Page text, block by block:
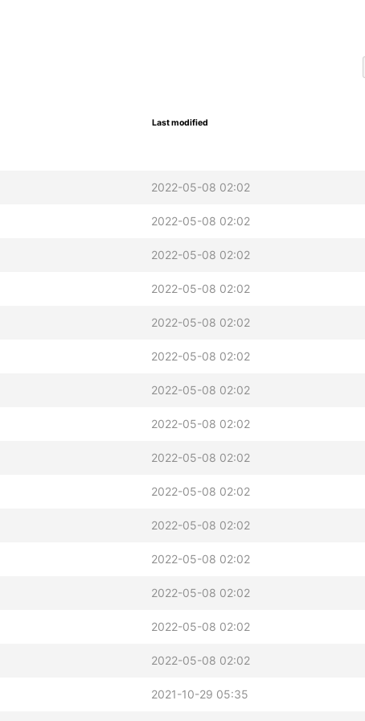
Last modified
2022-05-08 02:02
2022-05-08 02:02
2022-05-08 02:02
2022-05-08 02:02
2022-05-08 02:02
2022-05-08 02:02
2022-05-08 02:02
2022-05-08 02:02
2022-05-08 02:02
2022-05-08 02:02
2022-05-08 02:02
2022-05-08 02:02
2022-05-08 02:02
2022-05-08 02:02
2022-05-08 02:02
2021-10-29 05:35